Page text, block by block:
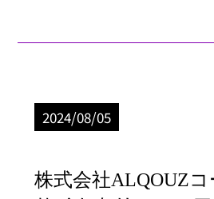
2024/08/05
株式会社ALQOUZコ